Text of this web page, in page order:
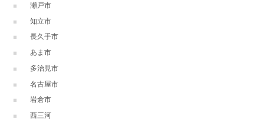
瀬戸市
知立市
長久手市
あま市
多治見市
名古屋市
岩倉市
西三河